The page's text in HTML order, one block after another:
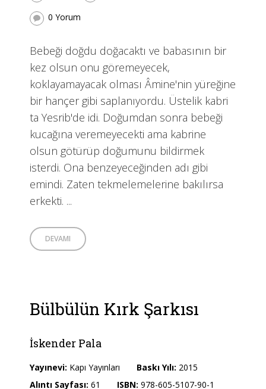
0 Yorum
Bebeği doğdu doğacaktı ve babasının bir
kez olsun onu göremeyecek,
koklayamayacak olması Âmine'nin yüreğine
bir hançer gibi saplanıyordu. Üstelik kabri
ta Yesrib'de idi. Doğumdan sonra bebeği
kucağına veremeyecekti ama kabrine
olsun götürüp doğumunu bildirmek
isterdi. Ona benzeyeceğinden adı gibi
emindi. Zaten tekmelemelerine bakılırsa
erkekti. ...
DEVAMI
Bülbülün Kırk Şarkısı
İskender Pala
Yayınevi: Kapı Yayınları Baskı Yılı: 2015
Alıntı Sayfası: 61 ISBN: 978-605-5107-90-1